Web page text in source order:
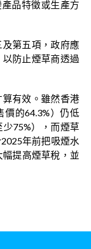
品特徵或生產方
第五項，政府應
防止煙草商透過
有效。雖然香港
價的64.3%）仍低
75%），而煙草
年前把吸煙水
提高煙草稅，並